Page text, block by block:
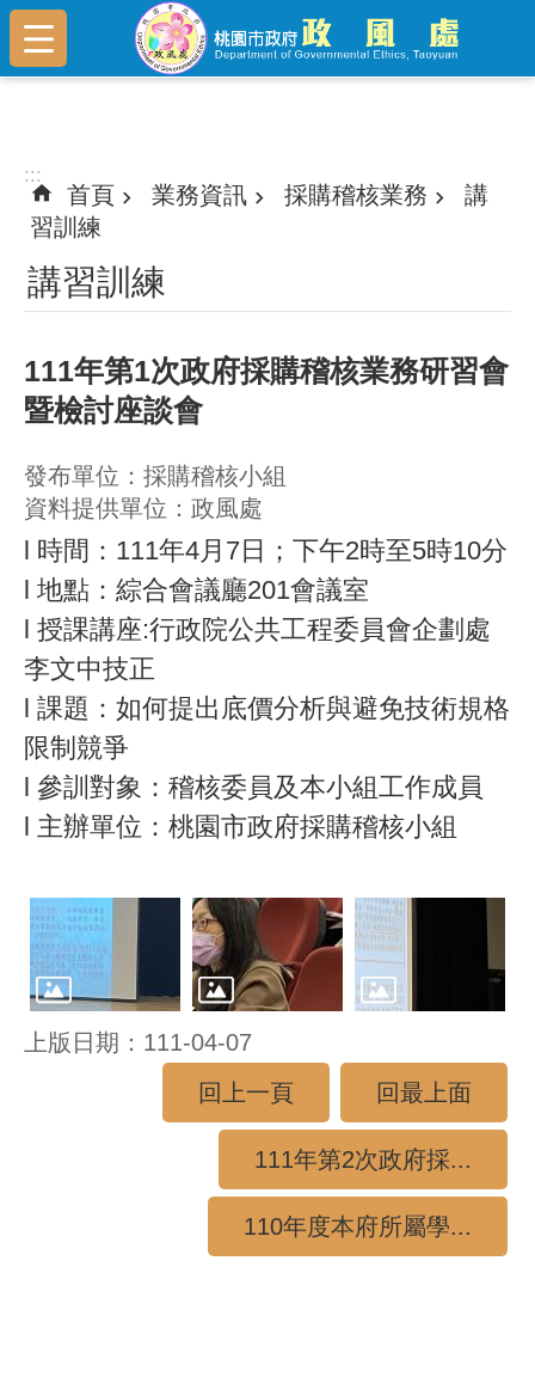
跳到主要內容區塊
:::
:::
首頁 業務資訊 採購稽核業務
講
習訓練
講習訓練
111年第1次政府採購稽核業務研習會
暨檢討座談會
發布單位：採購稽核小組
資料提供單位：政風處
l 時間：111年4月7日；下午2時至5時10分
l 地點：綜合會議廳201會議室
l 授課講座:行政院公共工程委員會企劃處
李文中技正
l 課題：如何提出底價分析與避免技術規格
限制競爭
l 參訓對象：稽核委員及本小組工作成員
l 主辦單位：桃園市政府採購稽核小組
上版日期：111-04-07
回上一頁
回最上面
111年第2次政府採...
110年度本府所屬學...